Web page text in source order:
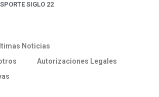
SIGLO 22
Noticias
Autorizaciones Legales